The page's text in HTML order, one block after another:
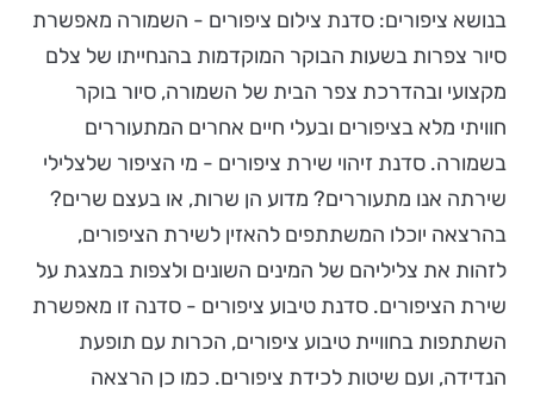
בנושא ציפורים: סדנת צילום ציפורים - השמורה מאפשרת
סיור צפרות בשעות הבוקר המוקדמות בהנחייתו של צלם
מקצועי ובהדרכת צפר הבית של השמורה, סיור בוקר
חוויתי מלא בציפורים ובעלי חיים אחרים המתעוררים
בשמורה. סדנת זיהוי שירת ציפורים - מי הציפור שלצלילי
שירתה אנו מתעוררים? מדוע הן שרות, או בעצם שרים?
בהרצאה יוכלו המשתתפים להאזין לשירת הציפורים,
לזהות את צליליהם של המינים השונים ולצפות במצגת על
שירת הציפורים. סדנת טיבוע ציפורים - סדנה זו מאפשרת
השתתפות בחוויית טיבוע ציפורים, הכרות עם תופעת
הנדידה, ועם שיטות לכידת ציפורים. כמו כן הרצאה